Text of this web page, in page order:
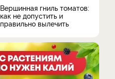
Вершинная гниль томатов:
как не допустить и
правильно вылечить